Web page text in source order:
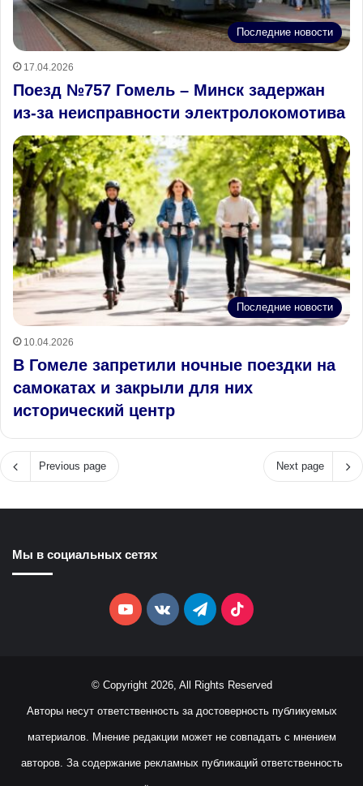
Последние новости
17.04.2026
Поезд №757 Гомель – Минск задержан
из‑за неисправности электролокомотива
Последние новости
10.04.2026
В Гомеле запретили ночные поездки на
самокатах и закрыли для них
исторический центр
Previous page Next page
Мы в социальных сетях
YouTubevk.comTelegramTikTok
© Copyright 2026, All Rights Reserved
Авторы несут ответственность за достоверность публикуемых
материалов. Мнение редакции может не совпадать с мнением
авторов. За содержание рекламных публикаций ответственность